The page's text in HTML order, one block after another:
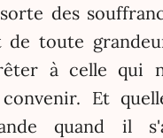
des
de toute
à celle qui
Et
quand il